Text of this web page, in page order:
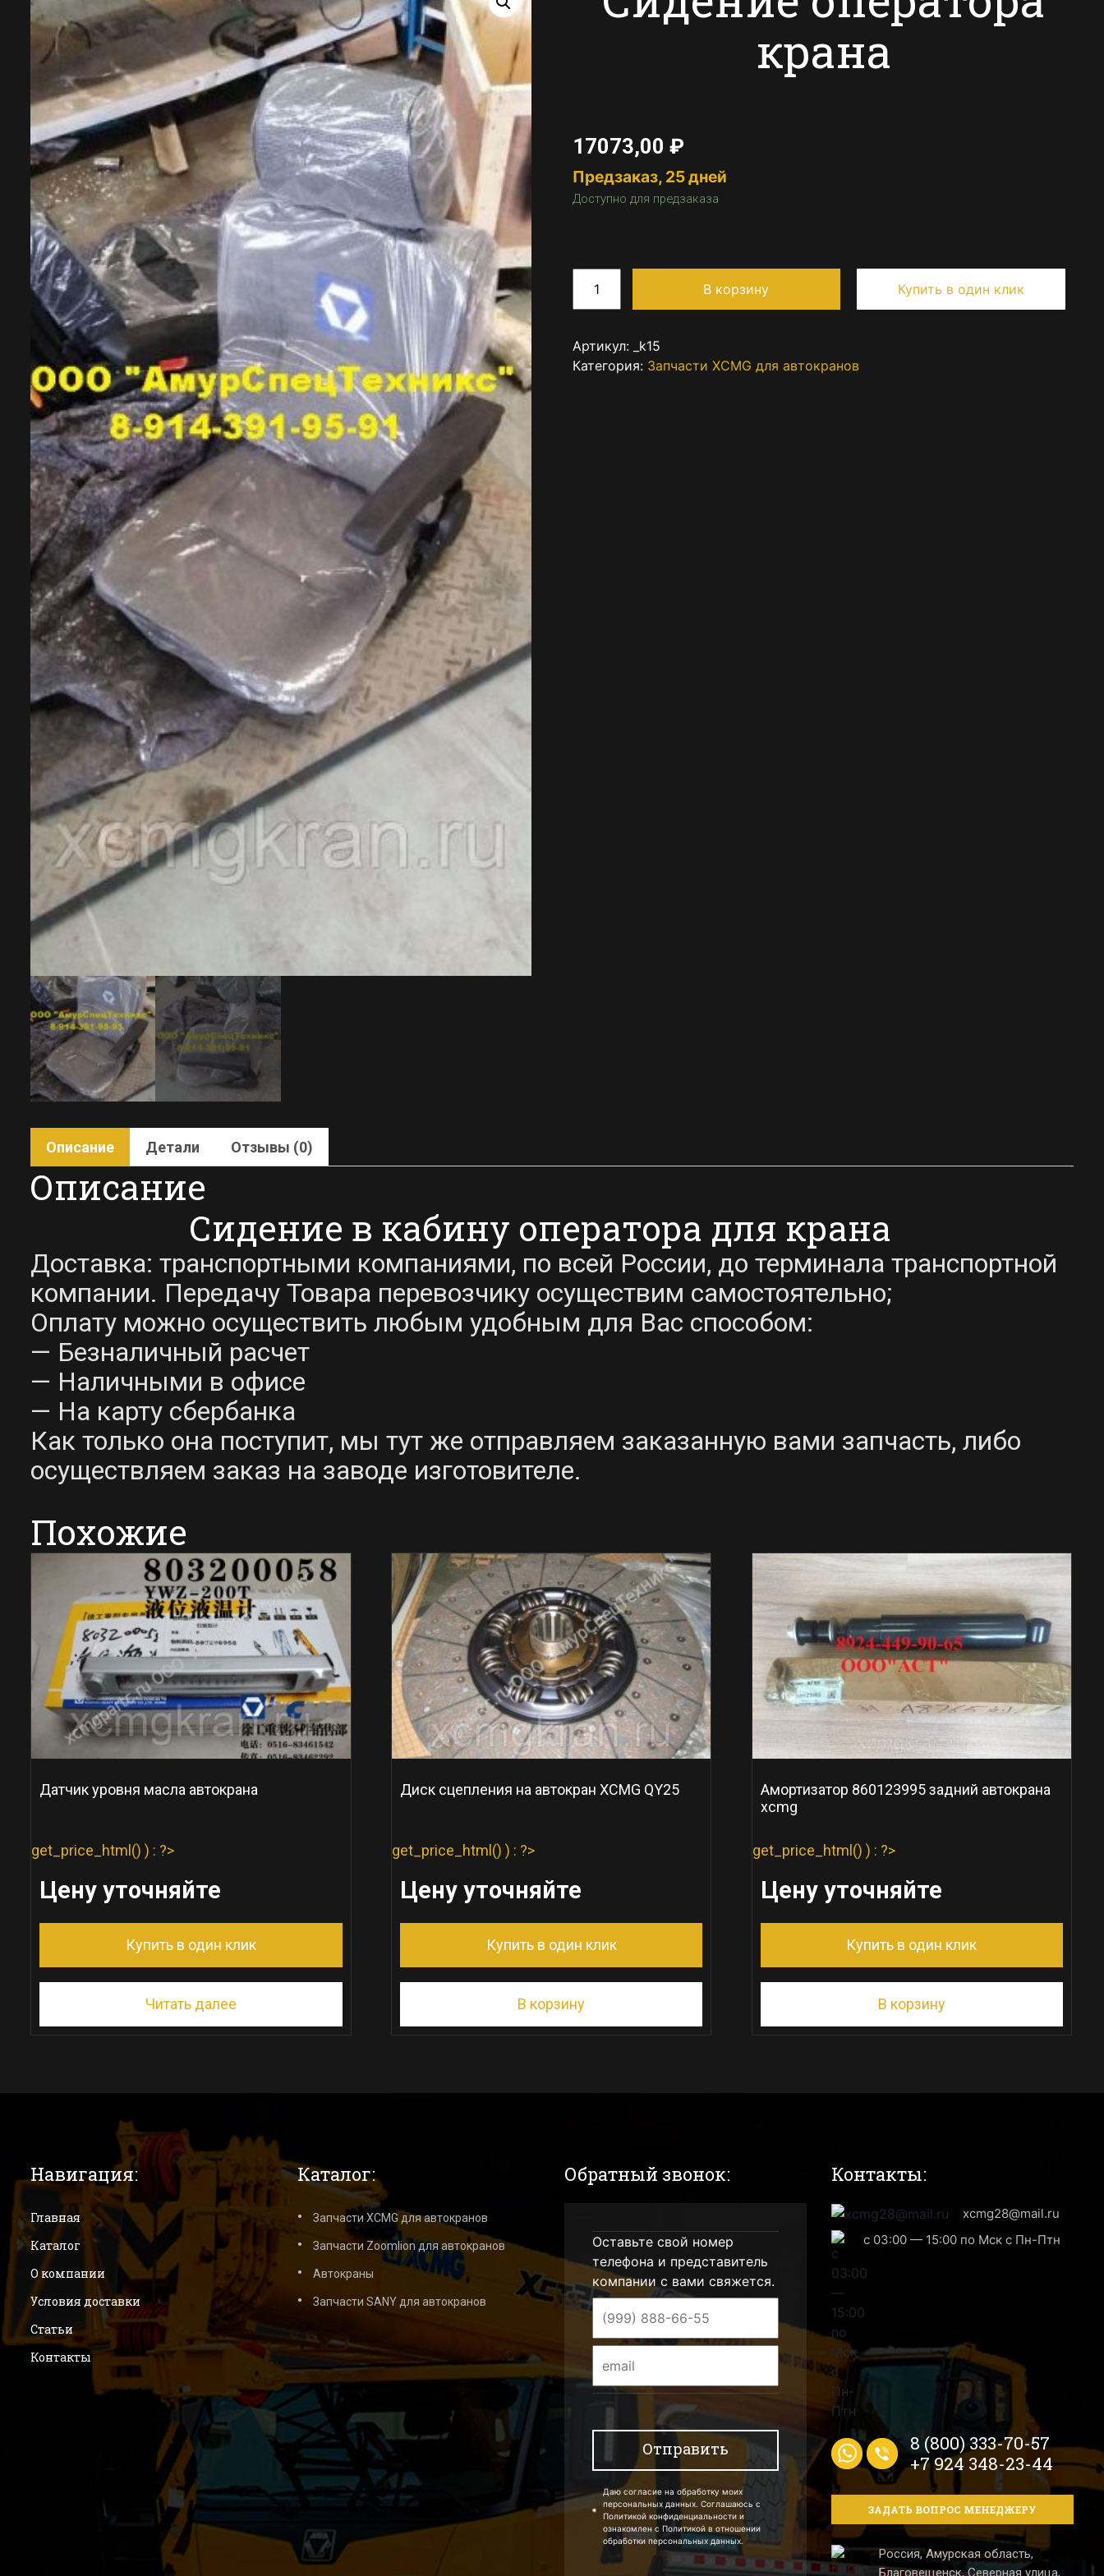
крана
17073,00₽
Предзаказ, 25 дней
Доступно для предзаказа
В корзину Купить в один клик
Артикул:
_k15
Категория: Запчасти XCMG для автокранов
Описание Детали Отзывы (0)
Описание
Сидение в кабину оператора для крана
Доставка: транспортными компаниями, по всей России, до терминала транспортной
компании. Передачу Товара перевозчику осуществим самостоятельно;
Оплату можно осуществить любым удобным для Вас способом:
— Безналичный расчет
— Наличными в офисе
— На карту сбербанка
Как только она поступит, мы тут же отправляем заказанную вами запчасть, либо
осуществляем заказ на заводе изготовителе.
Похожие
Датчик уровня масла автокрана
get_price_html() ) : ?>
Цену уточняйте
Купить в один клик
Читать далее
Диск сцепления на автокран XCMG QY25
get_price_html() ) : ?>
Цену уточняйте
Купить в один клик
В корзину
Амортизатор 860123995 задний автокрана
xcmg
get_price_html() ) : ?>
Цену уточняйте
Купить в один клик
В корзину
Навигация:
Главная
Каталог
О компании
Условия доставки
Статьи
Контакты
Каталог:
Запчасти XCMG для автокранов
Запчасти Zoomlion для автокранов
Автокраны
Запчасти SANY для автокранов
Обратный звонок:
Оставьте свой номер
телефона и представитель
компании с вами свяжется.
Даю согласие на обработку моих
персональных данных. Соглашаюсь с
Политикой конфиденциальности и
ознакомлен с Политикой в отношении
обработки персональных данных.
Контакты:
xcmg28@mail.ru
с 03:00 — 15:00 по Мск с Пн-Птн
8 (800) 333-70-57
+7 924 348-23-44
ЗАДАТЬ ВОПРОС МЕНЕДЖЕРУ
Россия, Амурская область,